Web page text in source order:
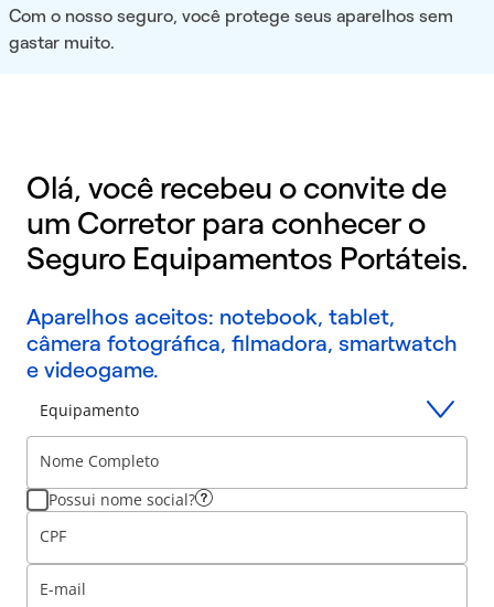
Com o nosso seguro, você protege seus aparelhos sem
gastar muito.
Olá, você recebeu o convite de
um Corretor para conhecer o
Seguro Equipamentos Portáteis.
Aparelhos aceitos: notebook, tablet,
câmera fotográfica, filmadora, smartwatch
e videogame.
Equipamento
Nome Completo
Possui nome social?
CPF
E-mail